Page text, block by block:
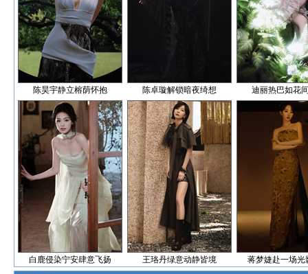
陈昊宇静立榕荫怀抱 陈卓璇解锁暗夜绮想 迪丽热巴如花
白鹿侵染宁安肆意飞扬 王珞丹绿意动静皆境 蒋梦婕赴一场光